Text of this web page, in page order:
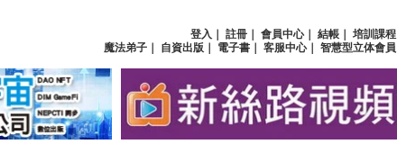
登入 註冊 會員中心｜ 結帳
培訓課程
魔法弟子
自資出版 電子書 客服中心｜ 智慧型立体會員